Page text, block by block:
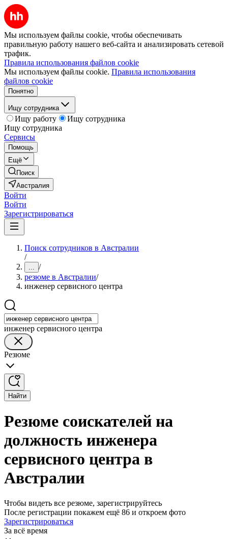
Мы используем файлы cookie, чтобы обеспечивать
правильную работу нашего веб-сайта и анализировать сетевой
трафик.
Правила использования файлов cookie
Мы используем файлы cookie. Правила использования
файлов cookie
Понятно
Ищу сотрудника
Ищу работу
Ищу сотрудника
Ищу сотрудника
Сервисы
Помощь
Ещё
Поиск
Австралия
Войти
Войти
Зарегистрироваться
Поиск сотрудников в Австралии
/
... /
резюме в Австралии/
инженер сервисного центра
инженер сервисного центра
Резюме
Найти
Резюме соискателей на
должность инженера
сервисного центра в
Австралии
Чтобы видеть все резюме, зарегистрируйтесь
После регистрации покажем ещё 86 и откроем фото
Зарегистрироваться
За всё время